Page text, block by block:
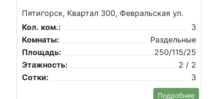
Пятигорск, Квартал 300, Февральская ул.
Кол. ком.:
3
Комнаты:
Раздельные
Площадь:
250/115/25
Этажность:
2 / 2
Сотки:
3
Подробнее